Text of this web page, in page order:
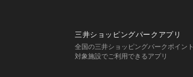
三井ショッピングパークアプリ
全国の三井ショッピングパークポイント
対象施設でご利用できるアプリ